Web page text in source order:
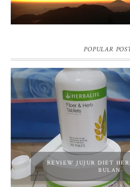
POPULAR
REVIEW JUJUR DIET
BULAN